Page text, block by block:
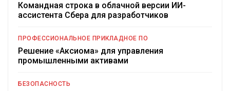
Командная строка в облачной версии ИИ-
ассистента Сбера для разработчиков
ПРОФЕССИОНАЛЬНОЕ ПРИКЛАДНОЕ ПО
Решение «Аксиома» для управления
промышленными активами
БЕЗОПАСНОСТЬ